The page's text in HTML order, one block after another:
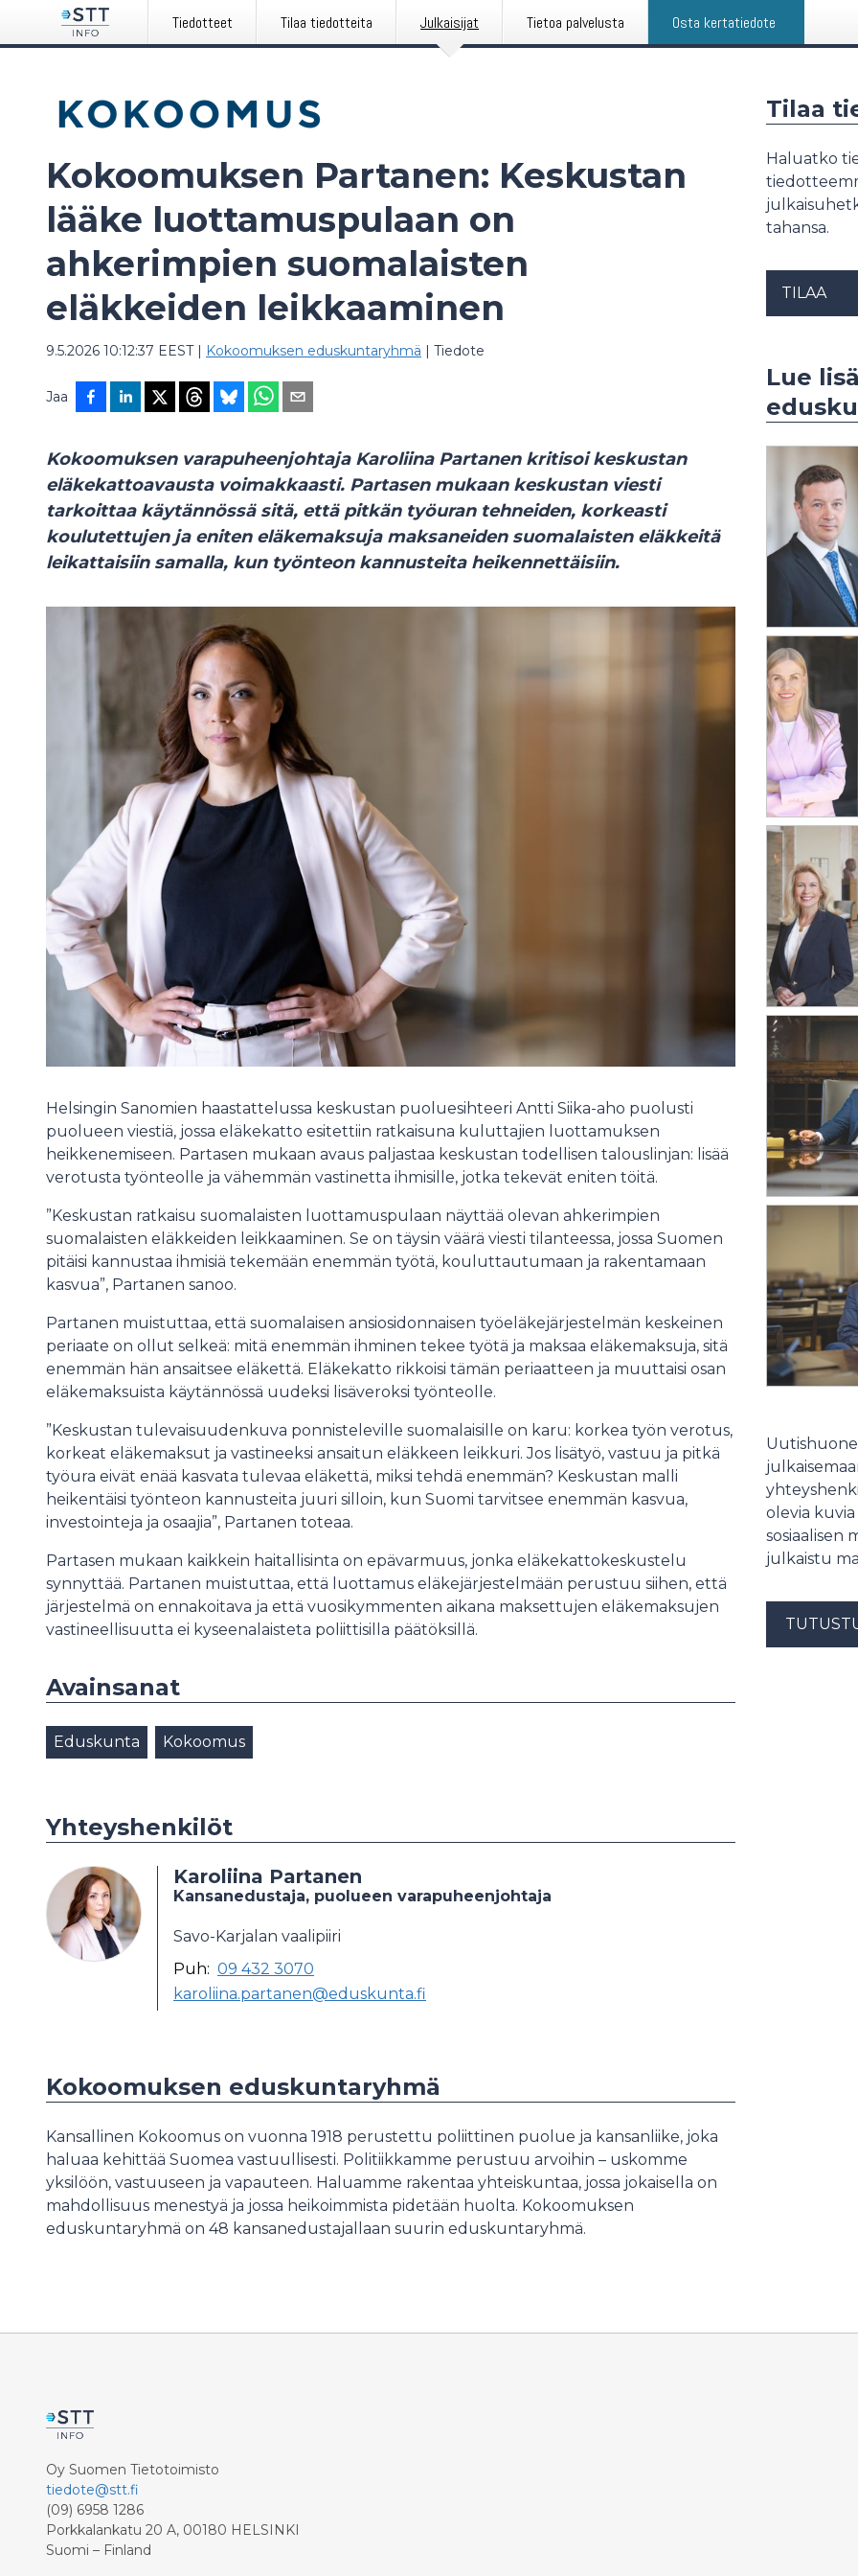
Tiedotteet Tilaa tiedotteita Julkaisijat Tietoa palvelusta Osta kertatiedote
Kokoomuksen Partanen: Keskustan
lääke luottamuspulaan on
ahkerimpien suomalaisten
eläkkeiden leikkaaminen
9.5.2026 10:12:37 EEST| Kokoomuksen eduskuntaryhmä | Tiedote
Jaa
Kokoomuksen varapuheenjohtaja Karoliina Partanen kritisoi keskustan
eläkekattoavausta voimakkaasti. Partasen mukaan keskustan viesti
tarkoittaa käytännössä sitä, että pitkän työuran tehneiden, korkeasti
koulutettujen ja eniten eläkemaksuja maksaneiden suomalaisten eläkkeitä
leikattaisiin samalla, kun työnteon kannusteita heikennettäisiin.
Helsingin Sanomien haastattelussa keskustan puoluesihteeri Antti Siika-aho puolusti
puolueen viestiä, jossa eläkekatto esitettiin ratkaisuna kuluttajien luottamuksen
heikkenemiseen. Partasen mukaan avaus paljastaa keskustan todellisen talouslinjan: lisää
verotusta työnteolle ja vähemmän vastinetta ihmisille, jotka tekevät eniten töitä.
”Keskustan ratkaisu suomalaisten luottamuspulaan näyttää olevan ahkerimpien
suomalaisten eläkkeiden leikkaaminen. Se on täysin väärä viesti tilanteessa, jossa Suomen
pitäisi kannustaa ihmisiä tekemään enemmän työtä, kouluttautumaan ja rakentamaan
kasvua”, Partanen sanoo.
Partanen muistuttaa, että suomalaisen ansiosidonnaisen työeläkejärjestelmän keskeinen
periaate on ollut selkeä: mitä enemmän ihminen tekee työtä ja maksaa eläkemaksuja, sitä
enemmän hän ansaitsee eläkettä. Eläkekatto rikkoisi tämän periaatteen ja muuttaisi osan
eläkemaksuista käytännössä uudeksi lisäveroksi työnteolle.
”Keskustan tulevaisuudenkuva ponnisteleville suomalaisille on karu: korkea työn verotus,
korkeat eläkemaksut ja vastineeksi ansaitun eläkkeen leikkuri. Jos lisätyö, vastuu ja pitkä
työura eivät enää kasvata tulevaa eläkettä, miksi tehdä enemmän? Keskustan malli
heikentäisi työnteon kannusteita juuri silloin, kun Suomi tarvitsee enemmän kasvua,
investointeja ja osaajia”, Partanen toteaa.
Partasen mukaan kaikkein haitallisinta on epävarmuus, jonka eläkekattokeskustelu
synnyttää. Partanen muistuttaa, että luottamus eläkejärjestelmään perustuu siihen, että
järjestelmä on ennakoitava ja että vuosikymmenten aikana maksettujen eläkemaksujen
vastineellisuutta ei kyseenalaisteta poliittisilla päätöksillä.
Avainsanat
Eduskunta Kokoomus
Yhteyshenkilöt
Karoliina Partanen
Kansanedustaja, puolueen varapuheenjohtaja
Savo-Karjalan vaalipiiri
Puh: 09 432 3070
karoliina.partanen@eduskunta.fi
Kokoomuksen eduskuntaryhmä
Kansallinen Kokoomus on vuonna 1918 perustettu poliittinen puolue ja kansanliike, joka
haluaa kehittää Suomea vastuullisesti. Politiikkamme perustuu arvoihin – uskomme
yksilöön, vastuuseen ja vapauteen. Haluamme rakentaa yhteiskuntaa, jossa jokaisella on
mahdollisuus menestyä ja jossa heikoimmista pidetään huolta. Kokoomuksen
eduskuntaryhmä on 48 kansanedustajallaan suurin eduskuntaryhmä.
Tilaa
Haluatko
tahansa.
TILAA
Lue
olevia
sosiaalisen
julkaistu
Oy Suomen Tietotoimisto
tiedote@stt.fi
(09) 6958 1286
Porkkalankatu 20 A, 00180 HELSINKI
Suomi – Finland